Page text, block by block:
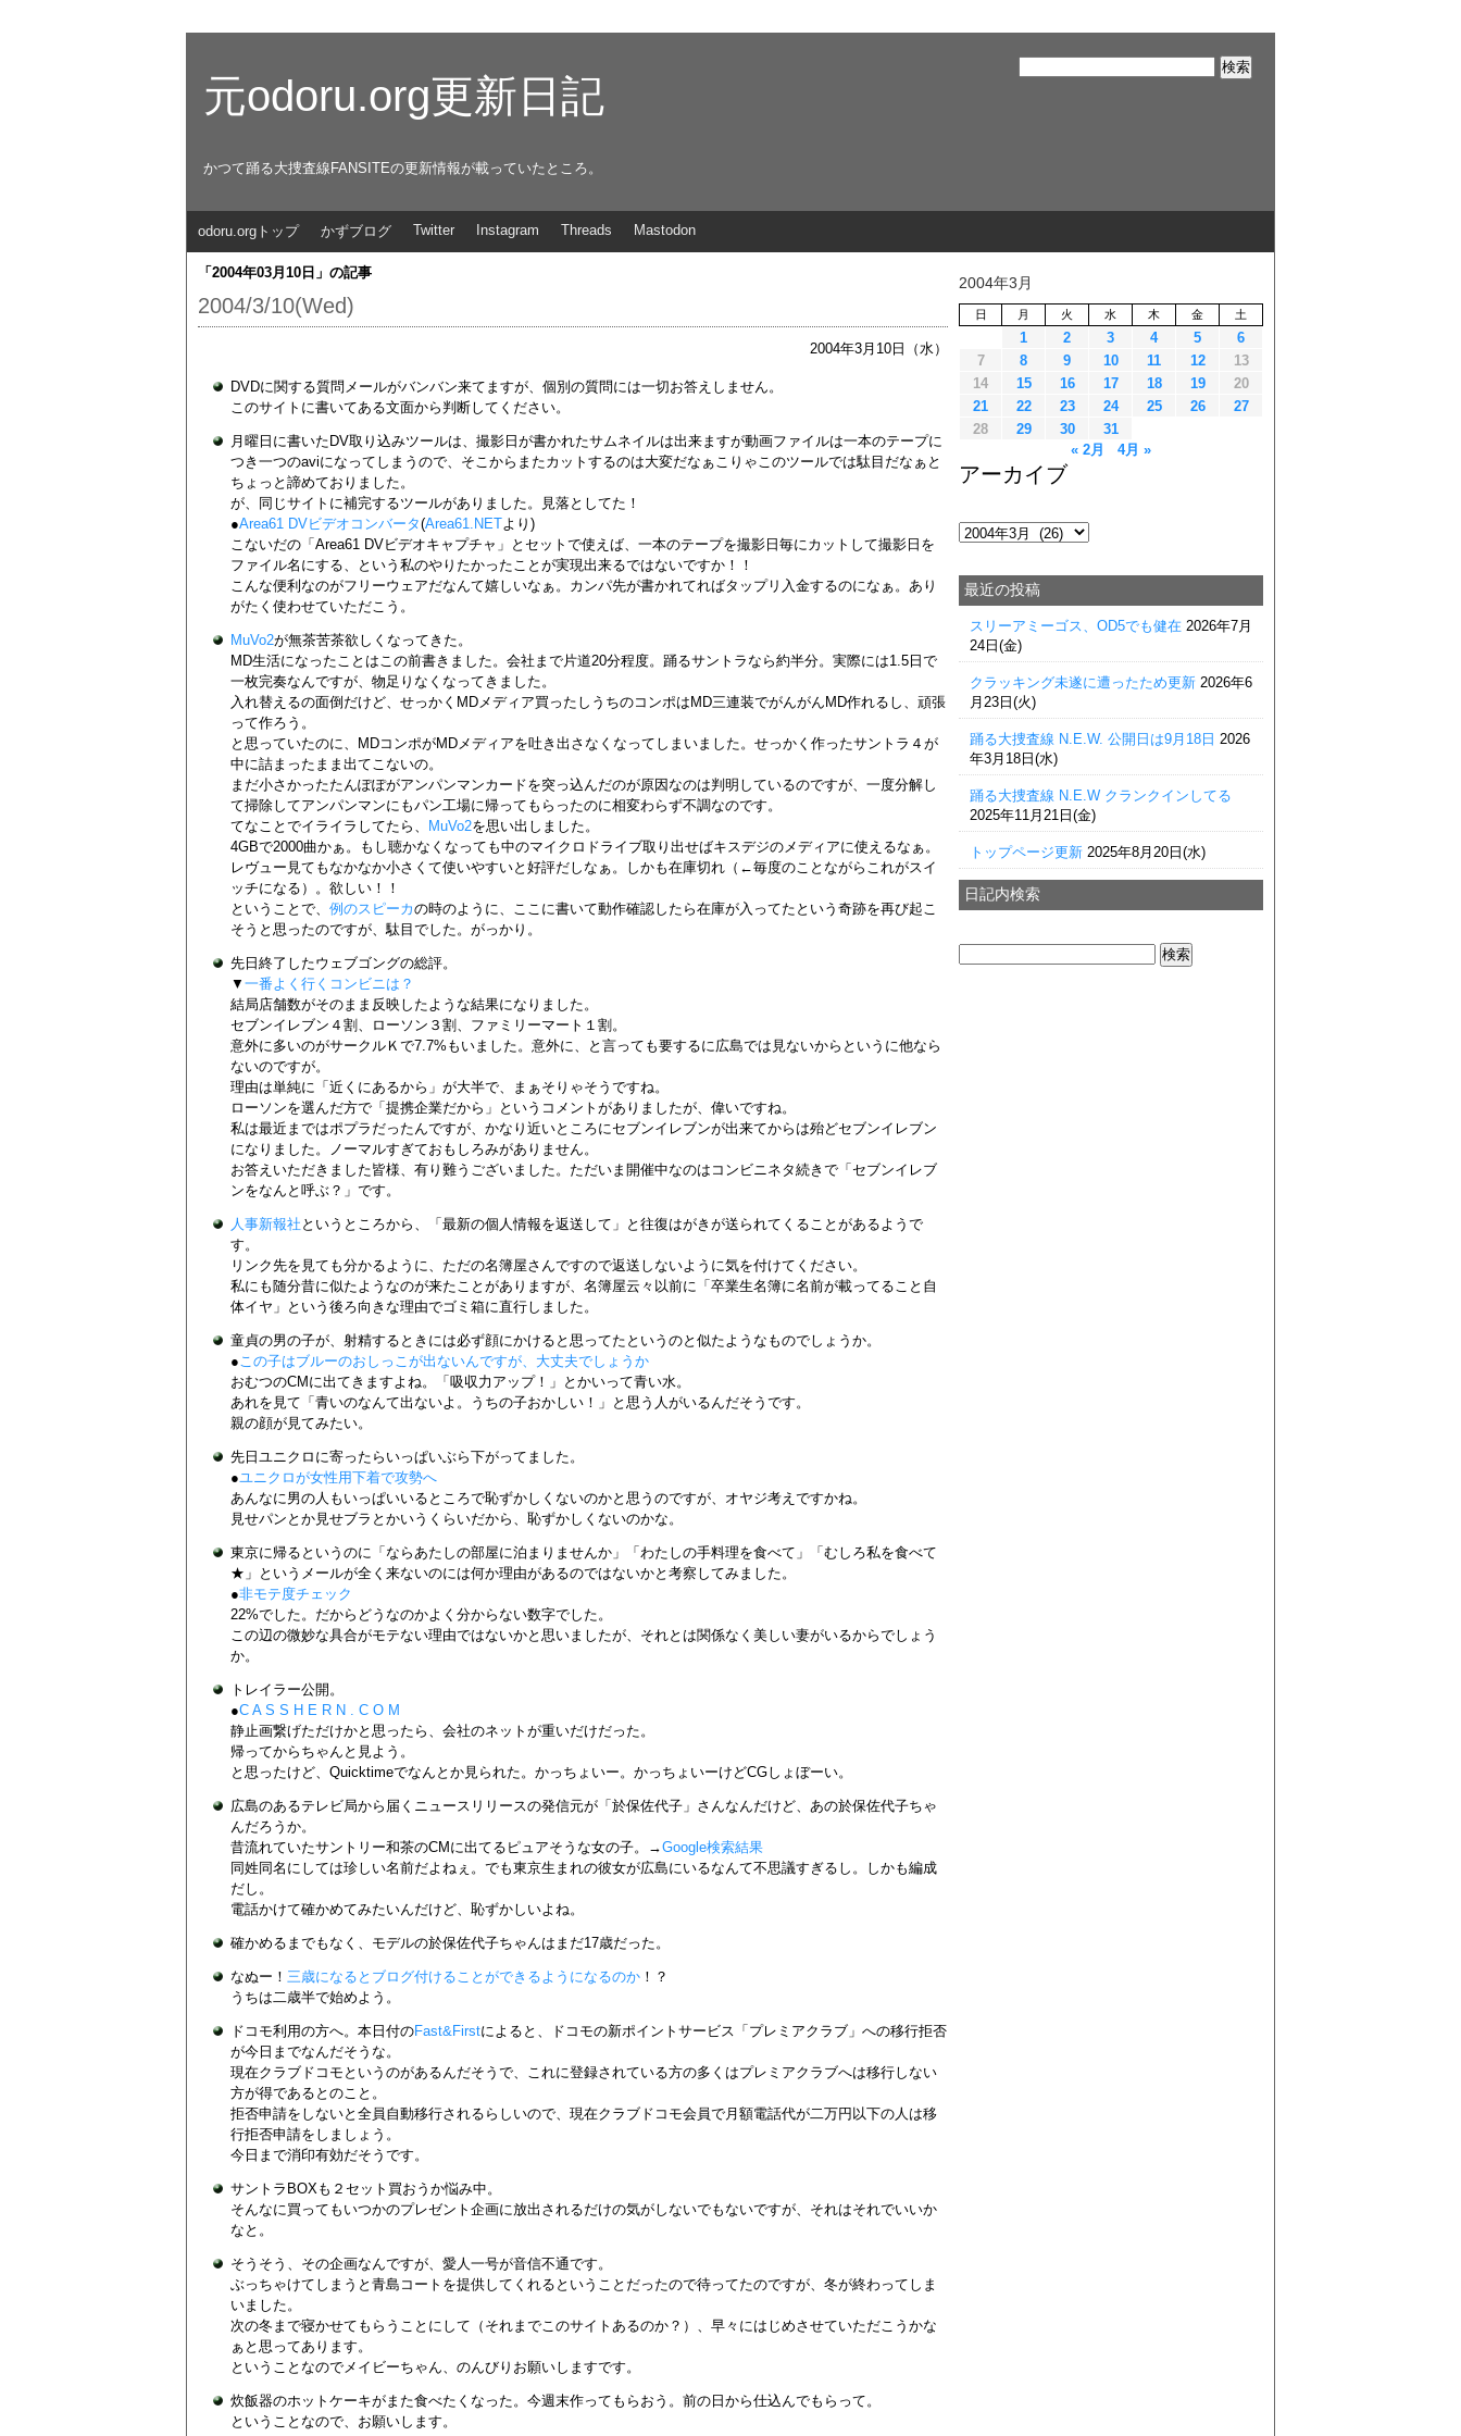
元odoru.org更新日記
かつて踊る大捜査線FANSITEの更新情報が載っていたところ。
odoru.orgトップ かずブログ Twitter Instagram Threads Mastodon
「2004年03月10日」の記事
2004/3/10(Wed)
2004年3月10日（水）
DVDに関する質問メールがバンバン来てますが、個別の質問には一切お答えしません。
このサイトに書いてある文面から判断してください。
月曜日に書いたDV取り込みツールは、撮影日が書かれたサムネイルは出来ますが動画ファイルは一本のテープに
つき一つのaviになってしまうので、そこからまたカットするのは大変だなぁこりゃこのツールでは駄目だなぁと
ちょっと諦めておりました。
が、同じサイトに補完するツールがありました。見落としてた！
●Area61 DVビデオコンバータ(Area61.NETより)
こないだの「Area61 DVビデオキャプチャ」とセットで使えば、一本のテープを撮影日毎にカットして撮影日を
ファイル名にする、という私のやりたかったことが実現出来るではないですか！！
こんな便利なのがフリーウェアだなんて嬉しいなぁ。カンパ先が書かれてればタップリ入金するのになぁ。あり
がたく使わせていただこう。
MuVo2が無茶苦茶欲しくなってきた。
MD生活になったことはこの前書きました。会社まで片道20分程度。踊るサントラなら約半分。実際には1.5日で
一枚完奏なんですが、物足りなくなってきました。
入れ替えるの面倒だけど、せっかくMDメディア買ったしうちのコンポはMD三連装でがんがんMD作れるし、頑張
って作ろう。
と思っていたのに、MDコンポがMDメディアを吐き出さなくなってしまいました。せっかく作ったサントラ４が
中に詰まったまま出てこないの。
まだ小さかったたんぽぽがアンパンマンカードを突っ込んだのが原因なのは判明しているのですが、一度分解し
て掃除してアンパンマンにもパン工場に帰ってもらったのに相変わらず不調なのです。
てなことでイライラしてたら、
MuVo2を思い出しました。
4GBで2000曲かぁ。もし聴かなくなっても中のマイクロドライブ取り出せばキスデジのメディアに使えるなぁ。
レヴュー見てもなかなか小さくて使いやすいと好評だしなぁ。しかも在庫切れ（←毎度のことながらこれがスイ
ッチになる）。欲しい！！
ということで、 例のスピーカの時のように、ここに書いて動作確認したら在庫が入ってたという奇跡を再び起こ
そうと思ったのですが、駄目でした。がっかり。
先日終了したウェブゴングの総評。
▼ 一番よく行くコンビニは？
結局店舗数がそのまま反映したような結果になりました。
セブンイレブン４割、ローソン３割、ファミリーマート１割。
意外に多いのがサークルＫで7.7%もいました。意外に、と言っても要するに広島では見ないからというに他なら
ないのですが。
理由は単純に「近くにあるから」が大半で、まぁそりゃそうですね。
ローソンを選んだ方で「提携企業だから」というコメントがありましたが、偉いですね。
私は最近まではポプラだったんですが、かなり近いところにセブンイレブンが出来てからは殆どセブンイレブン
になりました。ノーマルすぎておもしろみがありません。
お答えいただきました皆様、有り難うございました。ただいま開催中なのはコンビニネタ続きで「セブンイレブ
ンをなんと呼ぶ？」です。
人事新報社 というところから、「最新の個人情報を返送して」と往復はがきが送られてくることがあるようで
す。
リンク先を見ても分かるように、ただの名簿屋さんですので返送しないように気を付けてください。
私にも随分昔に似たようなのが来たことがありますが、名簿屋云々以前に「卒業生名簿に名前が載ってること自
体イヤ」という後ろ向きな理由でゴミ箱に直行しました。
童貞の男の子が、射精するときには必ず顔にかけると思ってたというのと似たようなものでしょうか。
●この子はブルーのおしっこが出ないんですが、大丈夫でしょうか
おむつのCMに出てきますよね。「吸収力アップ！」とかいって青い水。
あれを見て「青いのなんて出ないよ。うちの子おかしい！」と思う人がいるんだそうです。
親の顔が見てみたい。
先日ユニクロに寄ったらいっぱいぶら下がってました。
●ユニクロが女性用下着で攻勢へ
あんなに男の人もいっぱいいるところで恥ずかしくないのかと思うのですが、オヤジ考えですかね。
見せパンとか見せブラとかいうくらいだから、恥ずかしくないのかな。
東京に帰るというのに「ならあたしの部屋に泊まりませんか」「わたしの手料理を食べて」「むしろ私を食べて
★」というメールが全く来ないのには何か理由があるのではないかと考察してみました。
●非モテ度チェック
22%でした。だからどうなのかよく分からない数字でした。
この辺の微妙な具合がモテない理由ではないかと思いましたが、それとは関係なく美しい妻がいるからでしょう
か。
トレイラー公開。
●C A S S H E R N . C O M
静止画繋げただけかと思ったら、会社のネットが重いだけだった。
帰ってからちゃんと見よう。
と思ったけど、Quicktimeでなんとか見られた。かっちょいー。かっちょいーけどCGしょぼーい。
広島のあるテレビ局から届くニュースリリースの発信元が「於保佐代子」さんなんだけど、あの於保佐代子ちゃ
んだろうか。
昔流れていたサントリー和茶のCMに出てるピュアそうな女の子。→Google検索結果
同姓同名にしては珍しい名前だよねぇ。でも東京生まれの彼女が広島にいるなんて不思議すぎるし。しかも編成
だし。
電話かけて確かめてみたいんだけど、恥ずかしいよね。
確かめるまでもなく、モデルの於保佐代子ちゃんはまだ17歳だった。
なぬー！ 三歳になるとブログ付けることができるようになるのか ！？
うちは二歳半で始めよう。
ドコモ利用の方へ。本日付のFast&Firstによると、ドコモの新ポイントサービス「プレミアクラブ」への移行拒否
が今日までなんだそうな。
現在クラブドコモというのがあるんだそうで、これに登録されている方の多くはプレミアクラブへは移行しない
方が得であるとのこと。
拒否申請をしないと全員自動移行されるらしいので、現在クラブドコモ会員で月額電話代が二万円以下の人は移
行拒否申請をしましょう。
今日まで消印有効だそうです。
サントラBOXも２セット買おうか悩み中。
そんなに買ってもいつかのプレゼント企画に放出されるだけの気がしないでもないですが、それはそれでいいか
なと。
そうそう、その企画なんですが、愛人一号が音信不通です。
ぶっちゃけてしまうと青島コートを提供してくれるということだったので待ってたのですが、冬が終わってしま
いました。
次の冬まで寝かせてもらうことにして（それまでこのサイトあるのか？）、早々にはじめさせていただこうかな
ぁと思ってあります。
ということなのでメイビーちゃん、のんびりお願いしますです。
炊飯器のホットケーキがまた食べたくなった。今週末作ってもらおう。前の日から仕込んでもらって。
ということなので、お願いします。
2004年3月
日 月 火 水 木 金 土
1 2 3 4 5
6
7
8 9 10 11 12
13
14
15 16 17 18 19
20
21
22 23 24 25 26
27
28
29 30
31
« 2月
4月 »
アーカイブ
最近の投稿
スリーアミーゴス、OD5でも健在 2026年7月
24日(金)
クラッキング未遂に遭ったため更新 2026年6
月23日(火)
踊る大捜査線 N.E.W. 公開日は9月18日 2026
年3月18日(水)
踊る大捜査線 N.E.W クランクインしてる
2025年11月21日(金)
トップページ更新 2025年8月20日(水)
日記内検索